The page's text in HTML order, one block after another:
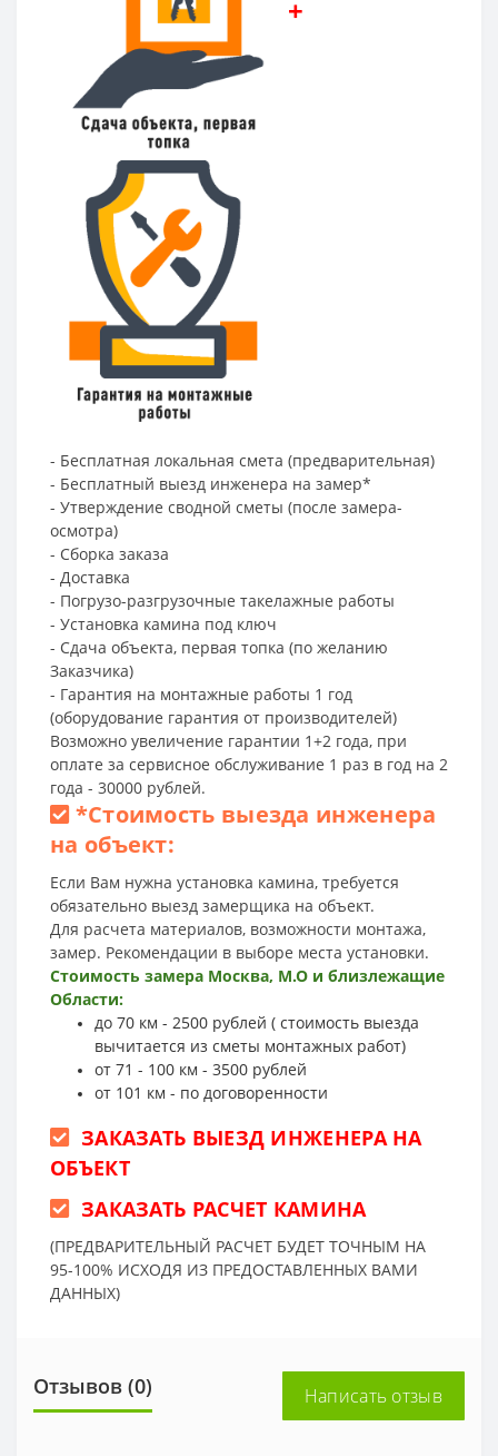
+
- Бесплатная локальная смета (предварительная)
- Бесплатный выезд инженера на замер*
- Утверждение сводной сметы (после замера-
осмотра)
- Сборка заказа
- Доставка
- Погрузо-разгрузочные такелажные работы
- Установка камина под ключ
- Сдача объекта, первая топка (по желанию
Заказчика)
- Гарантия на монтажные работы 1 год
(оборудование гарантия от производителей)
Возможно увеличение гарантии 1+2 года, при
оплате за сервисное обслуживание 1 раз в год на 2
года - 30000 рублей.
*Стоимость выезда инженера
на объект:
Если Вам нужна установка камина, требуется
обязательно выезд замерщика на объект.
Для расчета материалов, возможности монтажа,
замер. Рекомендации в выборе места установки.
Стоимость замера Москва, М.О и близлежащие
Области:
до 70 км - 2500 рублей ( стоимость выезда
вычитается из сметы монтажных работ)
от 71 - 100 км - 3500 рублей
от 101 км - по договоренности
ЗАКАЗАТЬ ВЫЕЗД ИНЖЕНЕРА НА
ОБЪЕКТ
ЗАКАЗАТЬ РАСЧЕТ КАМИНА
(ПРЕДВАРИТЕЛЬНЫЙ РАСЧЕТ БУДЕТ ТОЧНЫМ НА
95-100% ИСХОДЯ ИЗ ПРЕДОСТАВЛЕННЫХ ВАМИ
ДАННЫХ)
Отзывов (0) Написать отзыв